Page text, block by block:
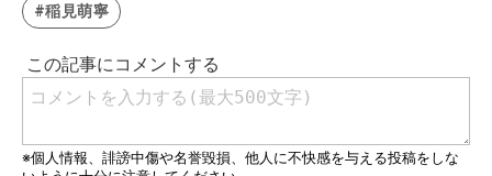
#稲見萌寧